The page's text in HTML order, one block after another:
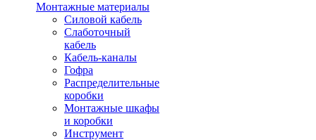
Монтажные материалы
Силовой кабель
Слаботочный
кабель
Кабель-каналы
Гофра
Распределительные
коробки
Монтажные шкафы
и коробки
Инструмент